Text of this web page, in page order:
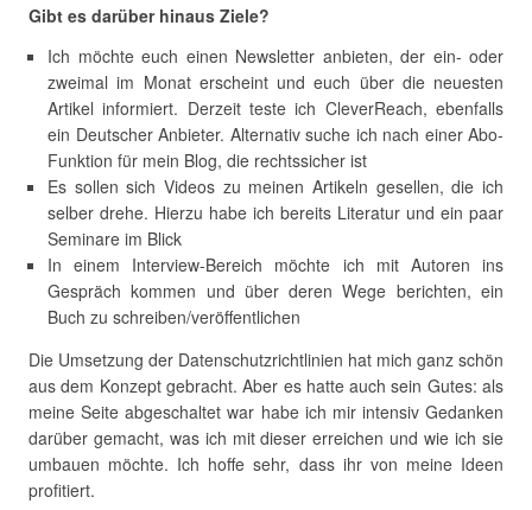
Gibt es darüber hinaus Ziele?
Ich möchte euch einen Newsletter anbieten, der ein- oder
zweimal im Monat erscheint und euch über die neuesten
Artikel informiert. Derzeit teste ich CleverReach, ebenfalls
ein Deutscher Anbieter. Alternativ suche ich nach einer Abo-
Funktion für mein Blog, die rechtssicher ist
Es sollen sich Videos zu meinen Artikeln gesellen, die ich
selber drehe. Hierzu habe ich bereits Literatur und ein paar
Seminare im Blick
In einem Interview-Bereich möchte ich mit Autoren ins
Gespräch kommen und über deren Wege berichten, ein
Buch zu schreiben/veröffentlichen
Die Umsetzung der Datenschutzrichtlinien hat mich ganz schön
aus dem Konzept gebracht. Aber es hatte auch sein Gutes: als
meine Seite abgeschaltet war habe ich mir intensiv Gedanken
darüber gemacht, was ich mit dieser erreichen und wie ich sie
umbauen möchte. Ich hoffe sehr, dass ihr von meine Ideen
profitiert.